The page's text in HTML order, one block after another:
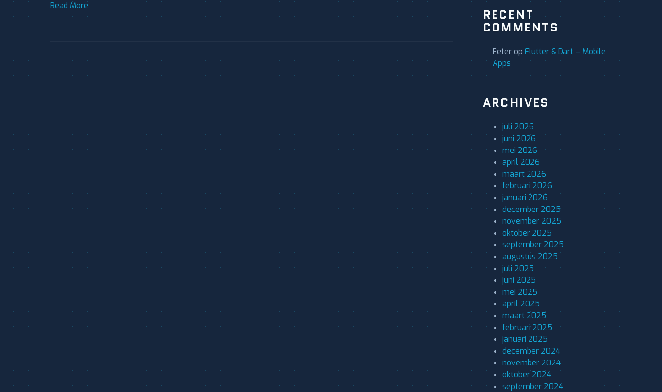
Read More
RECENT
COMMENTS
Peterop Flutter & Dart – Mobile
Apps
ARCHIVES
juli 2026
juni 2026
mei 2026
april 2026
maart 2026
februari 2026
januari 2026
december 2025
november 2025
oktober 2025
september 2025
augustus 2025
juli 2025
juni 2025
mei 2025
april 2025
maart 2025
februari 2025
januari 2025
december 2024
november 2024
oktober 2024
september 2024